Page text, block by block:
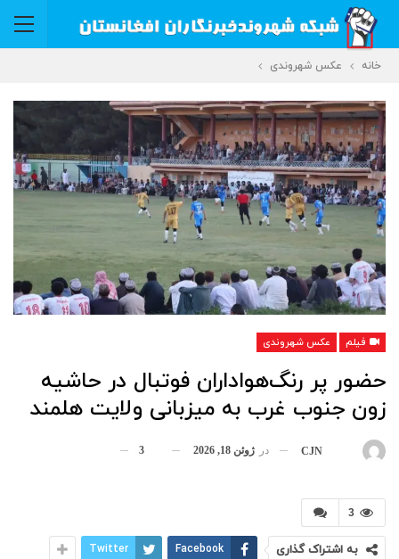
خانه عکس شهروندی
فیلم عکس شهروندی
حضور پر رنگ‌هواداران فوتبال در حاشیه
زون جنوب غرب به میزبانی ولایت هلمند
CJN در ژوئن 18, 2026 3
3
به اشتراک گذاری Facebook
Twitter